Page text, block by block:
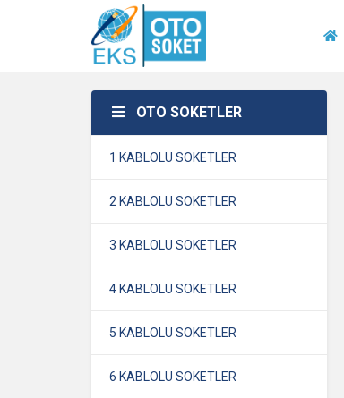
OTO SOKETLER
1 KABLOLU SOKETLER
2 KABLOLU SOKETLER
3 KABLOLU SOKETLER
4 KABLOLU SOKETLER
5 KABLOLU SOKETLER
6 KABLOLU SOKETLER